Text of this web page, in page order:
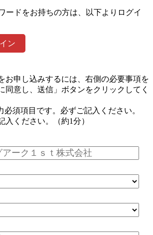
ードをお持ちの方は、以下よりログイ
ン
お申し込みするには、右側の必要事項を
同意し、送信」ボタンをクリックしてく
必須項目です。必ずご記入ください。
入ください。（約1分）